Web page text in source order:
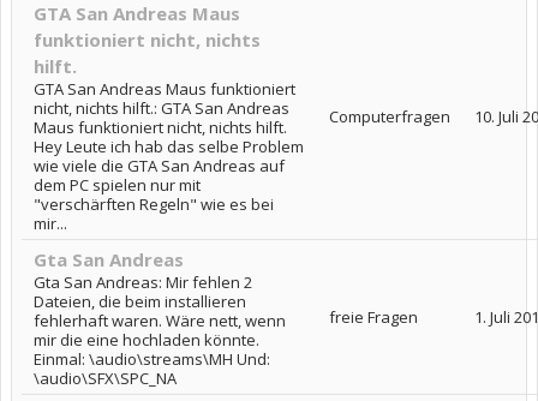
GTA San Andreas Maus
funktioniert nicht, nichts
hilft.
GTA San Andreas Maus funktioniert
nicht, nichts hilft.: GTA San Andreas
Maus funktioniert nicht, nichts hilft.
Hey Leute ich hab das selbe Problem
wie viele die GTA San Andreas auf
dem PC spielen nur mit
"verschärften Regeln" wie es bei
mir...
Computerfragen 10. Juli
Gta San Andreas
Gta San Andreas: Mir fehlen 2
Dateien, die beim installieren
fehlerhaft waren. Wäre nett, wenn
mir die eine hochladen könnte.
Einmal: \audio\streams\MH Und:
\audio\SFX\SPC_NA
freie Fragen 1. Juli